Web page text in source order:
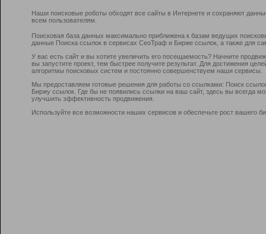
Наши поисковые роботы обходят все сайты в Интернете и сохраняют
всем пользователям.
Поисковая база данных максимально приближена к базам ведущих
данные Поиска ссылок в сервисах СеоТраф и Бирже ссылок, а также для
У вас есть сайт и вы хотите увеличить его посещаемость? Начните
вы запустите проект, тем быстрее получите результат. Для достижения
алгоритмы поисковых систем и постоянно совершенствуем наши сервисы.
Мы предоставляем готовые решения для работы со ссылками: Поиск
Биржу ссылок. Где бы не появились ссылки на ваш сайт, здесь вы всегда
улучшить эффективность продвижения.
Используйте все возможности наших сервисов и обеспечьте рост вашего